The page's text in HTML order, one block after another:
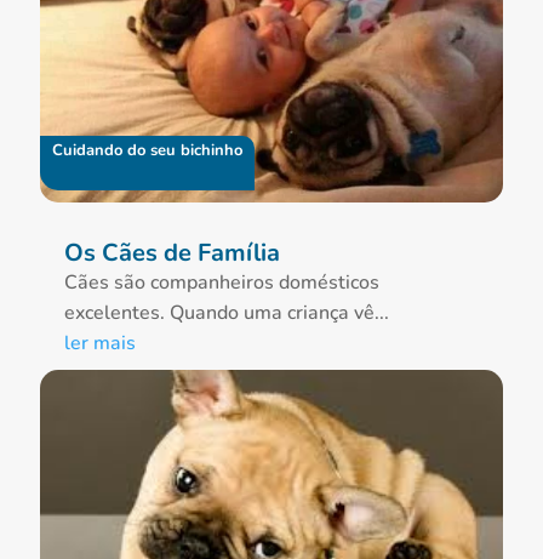
Os Cães de Família
Cuidando do seu bichinho
Cães são companheiros domésticos
excelentes. Quando uma criança vê...
ler mais